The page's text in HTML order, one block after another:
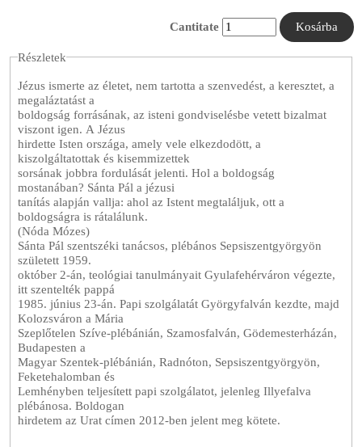
Cantitate
Részletek
Jézus ismerte az életet, nem tartotta a szenvedést, a keresztet, a
megaláztatást a
boldogság forrásának, az isteni gondviselésbe vetett bizalmat
viszont igen. A Jézus
hirdette Isten országa, amely vele elkezdodött, a
kiszolgáltatottak és kisemmizettek
sorsának jobbra fordulását jelenti. Hol a boldogság
mostanában? Sánta Pál a jézusi
tanítás alapján vallja: ahol az Istent megtaláljuk, ott a
boldogságra is rátalálunk.
(Nóda Mózes)
Sánta Pál szentszéki tanácsos, plébános Sepsiszentgyörgyön
született 1959.
október 2-án, teológiai tanulmányait Gyulafehérváron végezte,
itt szentelték pappá
1985. június 23-án. Papi szolgálatát Györgyfalván kezdte, majd
Kolozsváron a Mária
Szeplőtelen Szíve-plébánián, Szamosfalván, Gödemesterházán,
Budapesten a
Magyar Szentek-plébánián, Radnóton, Sepsiszentgyörgyön,
Feketehalomban és
Lemhényben teljesített papi szolgálatot, jelenleg Illyefalva
plébánosa. Boldogan
hirdetem az Urat címen 2012-ben jelent meg kötete.